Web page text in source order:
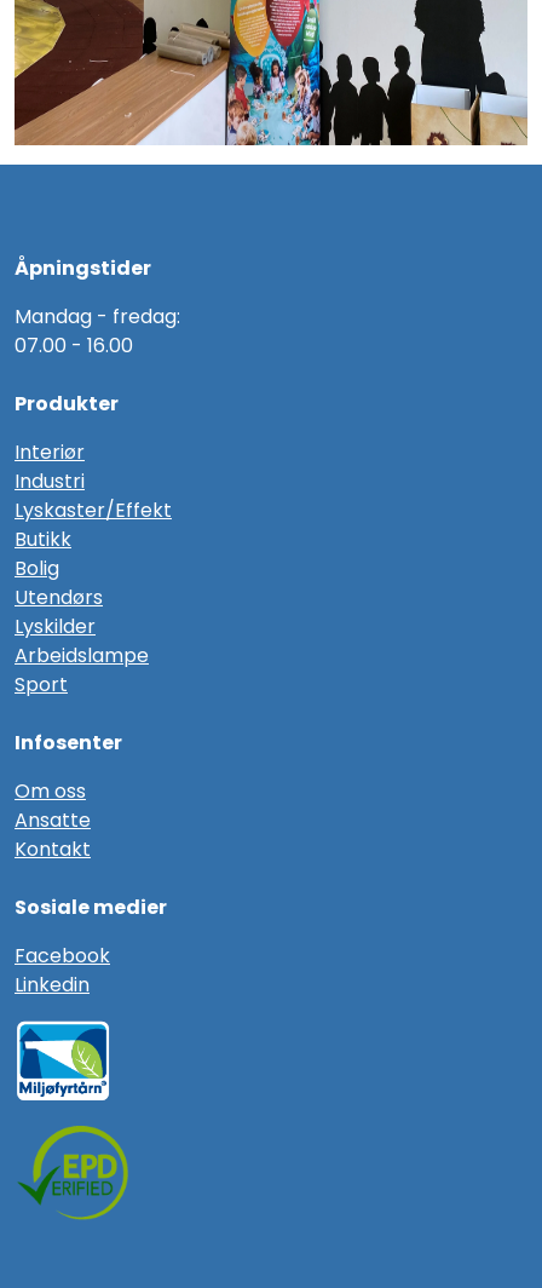
Åpningstider
Mandag - fredag:
07.00 - 16.00
Produkter
Interiør
Industri
Lyskaster/Effekt
Butikk
Bolig
Utendørs
Lyskilder
Arbeidslampe
Sport
Infosenter
Om oss
Ansatte
Kontakt
Sosiale medier
Facebook
Linkedin